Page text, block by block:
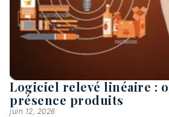
Logiciel relevé linéaire :
présence produits
juin 12, 2026